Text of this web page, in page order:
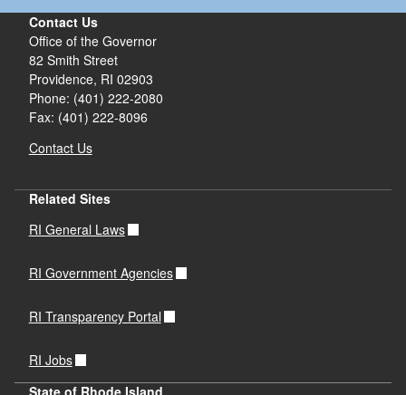
Contact Us
Office of the Governor
82 Smith Street
Providence, RI 02903
Phone: (401) 222-2080
Fax: (401) 222-8096
Contact Us
Related Sites
RI General Laws
RI Government Agencies
RI Transparency Portal
RI Jobs
State of Rhode Island